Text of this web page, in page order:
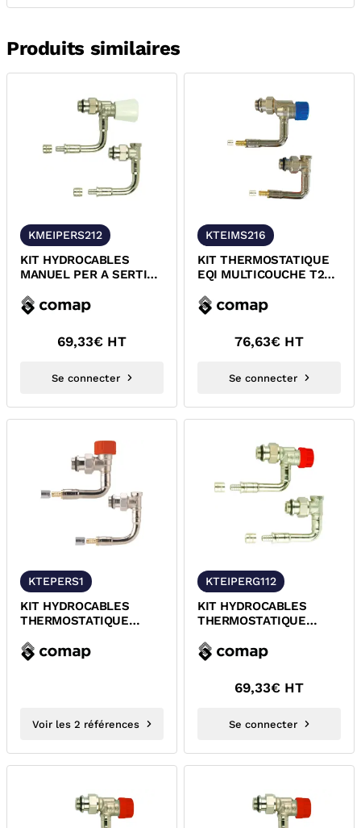
Produits similaires
KMEIPERS212
KIT HYDROCABLES
MANUEL PER A SERTIR
T33 COMAP...
69,33€ HT
Se connecter
KTEIMS216
KIT THERMOSTATIQUE
EQI MULTICOUCHE T22
76,63€ HT
Se connecter
KTEPERS1
KIT HYDROCABLES
THERMOSTATIQUE
T11/T21 COMAP
Voir les 2 références
KTEIPERG112
KIT HYDROCABLES
THERMOSTATIQUE
GLISSEMENT COMAP...
69,33€ HT
Se connecter